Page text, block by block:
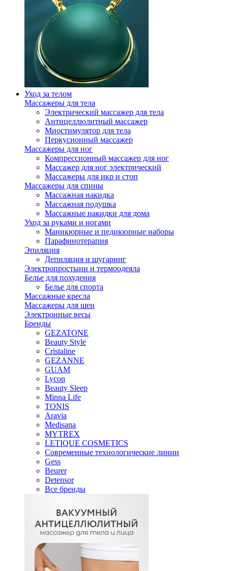
Уход за телом
Массажеры для тела
Электрический массажер для тела
Антицеллюлитный массажер
Миостимулятор для тела
Перкусионный массажер
Массажеры для ног
Компрессионный массажер для ног
Массажер для ног электрический
Массажеры для икр и стоп
Массажеры для спины
Массажная накидка
Массажная подушка
Массажные накидки для дома
Уход за руками и ногами
Маникюрные и педикюрные наборы
Парафинотерапия
Эпиляция
Депиляция и шугаринг
Электропростыни и термоодеяла
Белье для похудения
Белье для спорта
Массажные кресла
Массажеры для шеи
Электронные весы
Бренды
GEZATONE
Beauty Style
Cristaline
GEZANNE
GUAM
Lycon
Beauty Sleep
Minna Life
TONIS
Aravia
Medisana
MYTREX
LETIQUE COSMETICS
Современные технологические линии
Gess
Beurer
Detensor
Все бренды